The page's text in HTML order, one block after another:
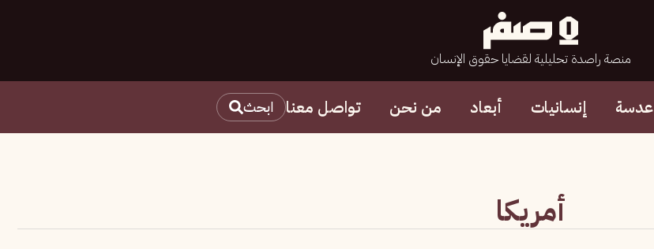
منصة راصدة تحليلية لقضايا حقوق الإنسان
عدسة إنسانيات أبعاد من نحن تواصل معنا ابحث
أمريكا